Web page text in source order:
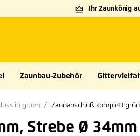
Ihr Zaunkönig
Zaunbau-Zubehör
in gruen Zaunanschluß komplett grün
Strebe Ø 34mm